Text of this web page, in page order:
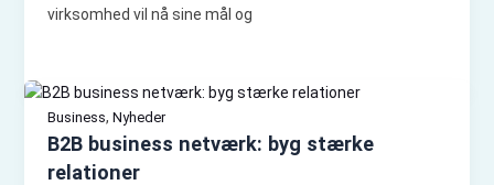
virksomhed vil nå sine mål og
Business, Nyheder
B2B business netværk: byg stærke
relationer